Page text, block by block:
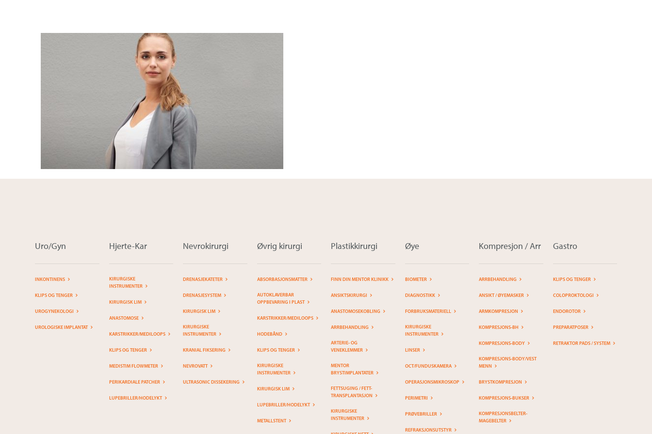
Uro/Gyn
INKONTINENS
KLIPS OG TENGER
UROGYNEKOLOGI
UROLOGISKE IMPLANTAT
Hjerte-Kar
KIRURGISKE
INSTRUMENTER
KIRURGISK LIM
ANASTOMOSE
KARSTRIKKER/MEDILOOPS
KLIPS OG TENGER
MEDISTIM FLOWMETER
PERIKARDIALE PATCHER
LUPEBRILLER/HODELYKT
Nevrokirurgi
DRENASJEKATETER
DRENASJESYSTEM
KIRURGISK LIM
KIRURGISKE
INSTRUMENTER
KRANIAL FIKSERING
NEVROVATT
ULTRASONIC DISSEKERING
Øvrig kirurgi
ABSORBASJONSMATTER
AUTOKLAVERBAR
OPPBEVARING I PLAST
KARSTRIKKER/MEDILOOPS
HODEBÅND
KLIPS OG TENGER
KIRURGISKE
INSTRUMENTER
KIRURGISK LIM
LUPEBRILLER/HODELYKT
METALLSTENT
Plastikkirurgi
FINN DIN MENTOR KLINIKK
ANSIKTSKIRURGI
ANASTOMOSEKOBLING
ARRBEHANDLING
ARTERIE- OG
VENEKLEMMER
MENTOR
BRYSTIMPLANTATER
FETTSUGING / FETT-
TRANSPLANTASJON
KIRURGISKE
INSTRUMENTER
Øye
BIOMETER
DIAGNOSTIKK
FORBRUKSMATERIELL
KIRURGISKE
INSTRUMENTER
LINSER
OCT/FUNDUSKAMERA
OPERASJONSMIKROSKOP
PERIMETRI
PRØVEBRILLER
REFRAKSJONSUTSTYR
Kompresjon / Arr
ARRBEHANDLING
ANSIKT / ØYEMASKER
ARMKOMPRESJON
KOMPRESJONS-BH
KOMPRESJONS-BODY
KOMPRESJONS-BODY/VEST
MENN
BRYSTKOMPRESJON
KOMPRESJONS-BUKSER
KOMPRESJONSBELTER-
MAGEBELTER
Gastro
KLIPS OG TENGER
COLOPROKTOLOGI
ENDOROTOR
PREPARATPOSER
RETRAKTOR PADS / SYSTEM